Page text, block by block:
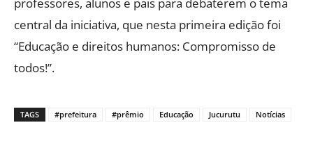
central da iniciativa, que nesta primeira edição foi
“Educação e direitos humanos: Compromisso de
todos!”.
TAGS #prefeitura #prêmio Educação Jucurutu Notícias